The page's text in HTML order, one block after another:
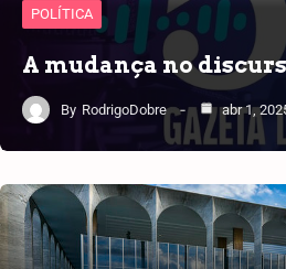
POLÍTICA
A mudança no
By RodrigoDobre abr 1,